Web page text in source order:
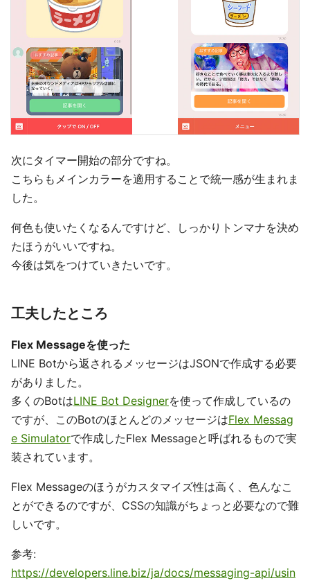
次にタイマー開始の部分ですね。
こちらもメインカラーを適用することで統一感が生まれま
した。
何色も使いたくなるんですけど、しっかりトンマナを決め
たほうがいいですね。
今後は気をつけていきたいです。
工夫したところ
Flex Messageを使った
LINE Botから返されるメッセージはJSONで作成する必要
がありました。
多くのBotはLINE Bot Designerを使って作成しているの
ですが、このBotのほとんどのメッセージはFlex Messag
e Simulatorで作成したFlex Messageと呼ばれるもので実
装されています。
Flex Messageのほうがカスタマイズ性は高く、色んなこ
とができるのですが、CSSの知識がちょっと必要なので難
しいです。
参考:
https://developers.line.biz/ja/docs/messaging-api/usin